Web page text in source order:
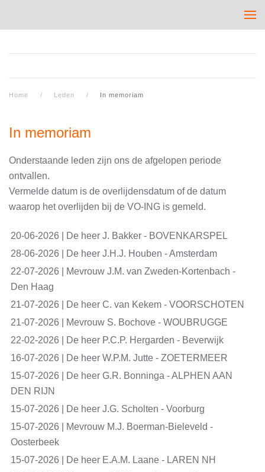
Home Leden In memoriam
In memoriam
Onderstaande leden zijn ons de afgelopen periode
ontvallen.
Vermelde datum is de overlijdensdatum of de datum
waarop het overlijden bij de VO-ING is gemeld.
20-06-2026 | De heer J. Bakker - BOVENKARSPEL
28-06-2026 | De heer J.H.J. Houben - Amsterdam
22-07-2026 | Mevrouw J.M. van Zweden-Kortenbach -
Den Haag
21-07-2026 | De heer C. van Kekem - VOORSCHOTEN
21-07-2026 | Mevrouw S. Bochove - WOUBRUGGE
22-02-2026 | De heer P.C.P. Hergarden - Beverwijk
16-07-2026 | De heer W.P.M. Jutte - ZOETERMEER
15-07-2026 | De heer G.R. Bonninga - ALPHEN AAN
DEN RIJN
15-07-2026 | De heer J.G. Scholten - Voorburg
15-07-2026 | Mevrouw M.J. Boerman-Bieleveld -
Oosterbeek
15-07-2026 | De heer E.A.M. Laane - LAREN NH